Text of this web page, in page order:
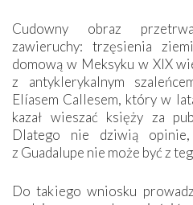
Cudowny obraz
zawieruchy: trzęsienia
domową w Meksyku w XIX
z antyklerykalnym
Elíasem Callesem, który w
kazał wieszać księży za
Dlatego nie dziwią
z Guadalupe nie może być z
Do takiego wniosku